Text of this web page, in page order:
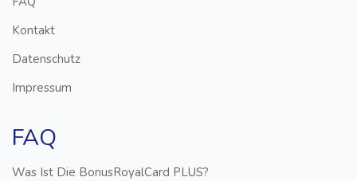
Kontakt
Datenschutz
Impressum
FAQ
Was Ist Die BonusRoyalCard PLUS?